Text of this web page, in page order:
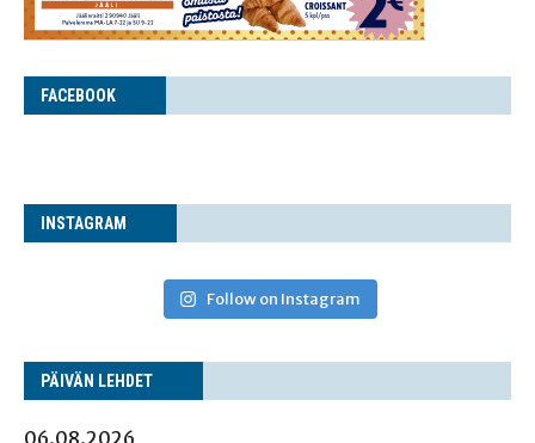
FACE­BOOK
INS­TA­GRAM
Follow on Instagram
PÄI­VÄN LEHDET